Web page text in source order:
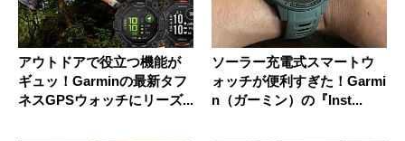
アウトドアで役立つ機能が
ギュッ！Garminの最新タフ
ネスGPSウォッチにリーズ...
ソーラー充電式スマートウ
ォッチが便利すぎた！Garmi
n（ガーミン）の『Inst...